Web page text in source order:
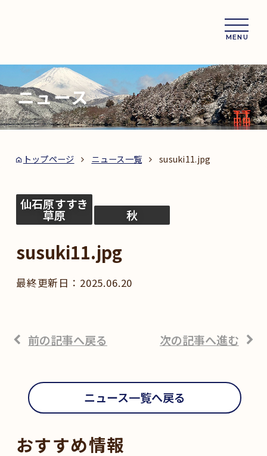
MENU
ニュース
トップページ ニュース一覧 susuki11.jpg
仙石原すすき
草原 秋
susuki11.jpg
2025.06.20
前の記事へ戻る 次の記事へ進む
ニュース一覧へ戻る
おすすめ情報